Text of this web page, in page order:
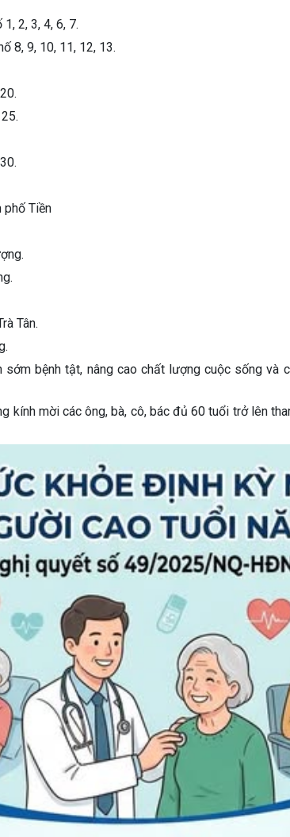
2, 3, 4, 6, 7.
8, 9, 10, 11, 12, 13.
phố Tiền
Tân.
sớm bệnh tật, nâng cao chất lượng cuộc sống
kính mời các ông, bà, cô, bác đủ 60 tuổi trở lên